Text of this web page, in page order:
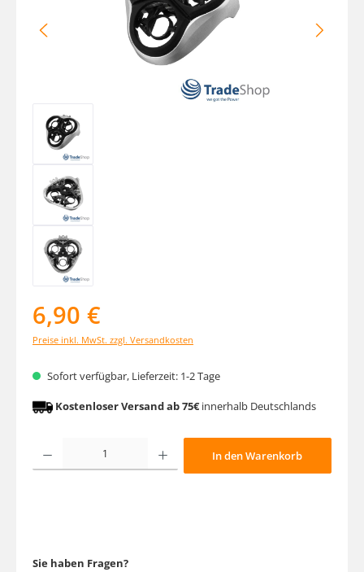
6,90 €
Preise inkl. MwSt. zzgl. Versandkosten
Sofort verfügbar, Lieferzeit: 1-2 Tage
Kostenloser Versand ab 75€innerhalb Deutschlands
Produkt Anzahl: Gib den gewünschten Wert ein oder benutze die
In den Warenkorb
Sie haben Fragen?